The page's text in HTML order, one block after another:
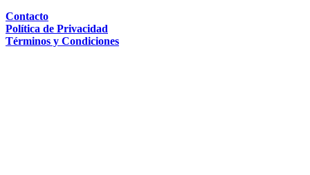
Contacto
Política de Privacidad
Términos y Condiciones